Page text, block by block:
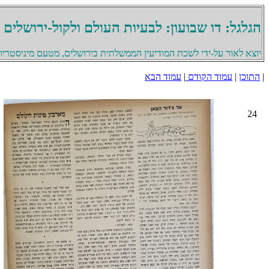
הגלגל: דו שבועון: לבעיות העולם ולקול-ירושלים
יוצא לאור על-ידי לשכת המודיעין הממשלתית בירושלים, מטעם
| התוכן | עמוד הקודם | עמוד הבא
24